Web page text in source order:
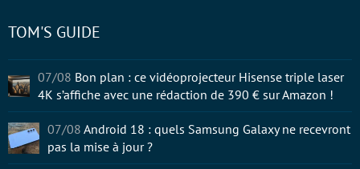
TOM'S GUIDE
07/08 Bon plan : ce vidéoprojecteur Hisense triple laser
4K s’affiche avec une rédaction de 390 € sur Amazon !
07/08 Android 18 : quels Samsung Galaxy ne recevront
pas la mise à jour ?